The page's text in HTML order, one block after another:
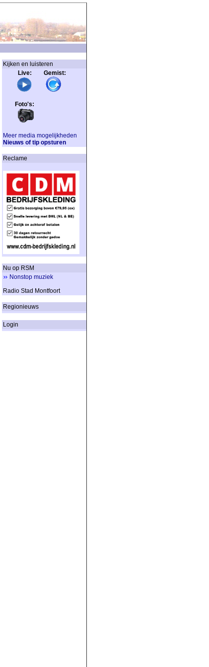
Kijken en luisteren
Live: Gemist:
Foto's:
Meer media mogelijkheden
Nieuws of tip opsturen
Reclame
Nu op RSM
Nonstop muziek
Radio Stad Montfoort
Regionieuws
Login